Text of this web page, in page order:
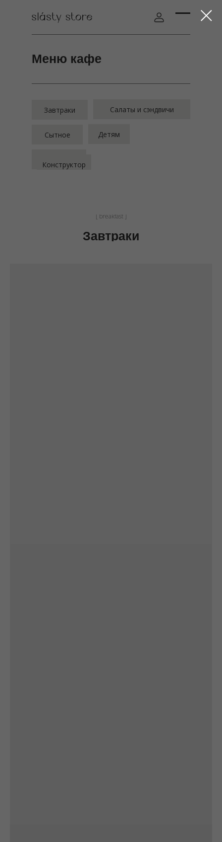
Меню кафе
Завтраки
Сытное
Салаты и сэндвичи
Детям
Конструктор
[ breakfast ]
Завтраки